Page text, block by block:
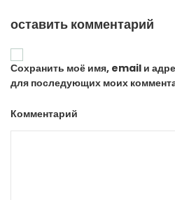
оставить комментарий
Сохранить моё имя, email и
для последующих моих
Комментарий